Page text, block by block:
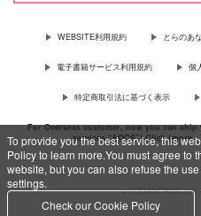
To provide you the best service, this
Policy to learn more.You must agree to
website, but you can also refuse the
settings.
Check our Cookie Policy
WEBSITE利用規約 とらのあ
電子書籍サービス利用規約 個
特定商取引法に基づく表示
For Overseas customer, now you can
services “AOCS”! Click
c TORANOANA Inc,